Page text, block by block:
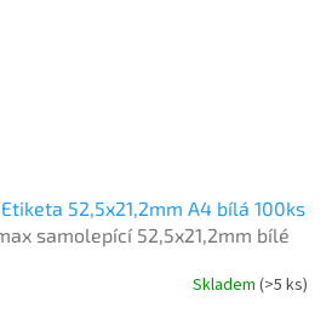
52,5x21,2mm A4 bílá 100ks
samolepící 52,5x21,2mm bílé
Skladem (>5 ks)